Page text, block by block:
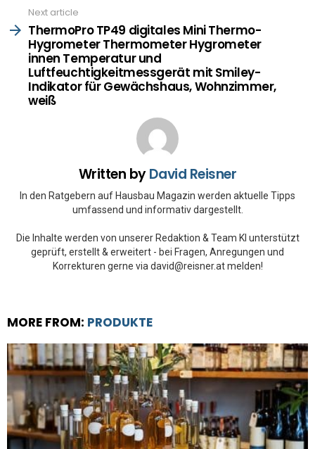
Next article
ThermoPro TP49 digitales Mini Thermo-
Hygrometer Thermometer Hygrometer
innen Temperatur und
Luftfeuchtigkeitmessgerät mit Smiley-
Indikator für Gewächshaus, Wohnzimmer,
weiß
Written byDavid Reisner
In den Ratgebern auf Hausbau Magazin werden aktuelle Tipps
umfassend und informativ dargestellt.
Die Inhalte werden von unserer Redaktion & Team KI unterstützt
geprüft, erstellt & erweitert - bei Fragen, Anregungen und
Korrekturen gerne via david@reisner.at melden!
MORE FROM: PRODUKTE